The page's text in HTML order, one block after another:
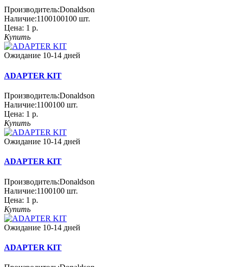
Производитель:Donaldson
Наличие:1100100100 шт.
Цена: 1 р.
Купить
Ожидание 10-14 дней
ADAPTER KIT
Производитель:Donaldson
Наличие:1100100 шт.
Цена: 1 р.
Купить
Ожидание 10-14 дней
ADAPTER KIT
Производитель:Donaldson
Наличие:1100100 шт.
Цена: 1 р.
Купить
Ожидание 10-14 дней
ADAPTER KIT